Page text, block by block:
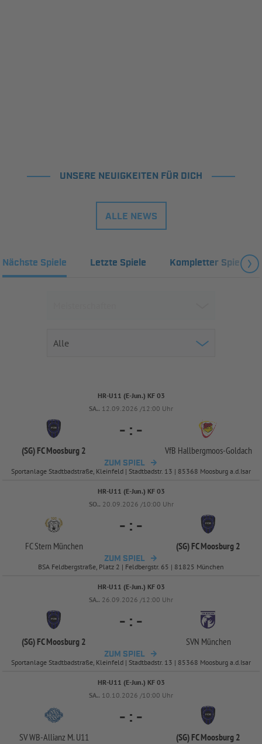
UNSERE NEUIGKEITEN FÜR DICH
ALLE NEWS
Nächste Spiele Letzte Spiele Kompletter Spielplan
HR-U11 (E-Jun.) KF 03
SA.. 12.09.2026 /12:00 Uhr
(SG) FC Moosburg 2
- : -
VfB Hallbergmoos-Goldach
ZUM SPIEL
Sportanlage Stadtbadstraße, Kleinfeld | Stadtbadstr. 13 | 85368 Moosburg a.d.Isar
HR-U11 (E-Jun.) KF 03
SO.. 20.09.2026 /10:00 Uhr
FC Stern München
- : -
(SG) FC Moosburg 2
ZUM SPIEL
BSA Feldbergstraße, Platz 2 | Feldbergstr. 65 | 81825 München
HR-U11 (E-Jun.) KF 03
SA.. 26.09.2026 /12:00 Uhr
(SG) FC Moosburg 2
- : -
SVN München
ZUM SPIEL
Sportanlage Stadtbadstraße, Kleinfeld | Stadtbadstr. 13 | 85368 Moosburg a.d.Isar
HR-U11 (E-Jun.) KF 03
SA.. 10.10.2026 /10:00 Uhr
SV WB-Allianz M. U11
- : -
(SG) FC Moosburg 2